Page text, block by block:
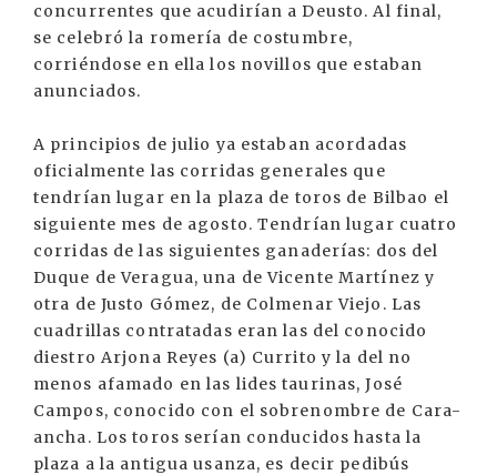
concurrentes que acudirían a Deusto. Al final,
se celebró la romería de costumbre,
corriéndose en ella los novillos que estaban
anunciados.
A principios de julio ya estaban acordadas
oficialmente las corridas generales que
tendrían lugar en la plaza de toros de Bilbao el
siguiente mes de agosto. Tendrían lugar cuatro
corridas de las siguientes ganaderías: dos del
Duque de Veragua, una de Vicente Martínez y
otra de Justo Gómez, de Colmenar Viejo. Las
cuadrillas contratadas eran las del conocido
diestro Arjona Reyes (a) Currito y la del no
menos afamado en las lides taurinas, José
Campos, conocido con el sobrenombre de Cara-
ancha. Los toros serían conducidos hasta la
plaza a la antigua usanza, es decir pedibús